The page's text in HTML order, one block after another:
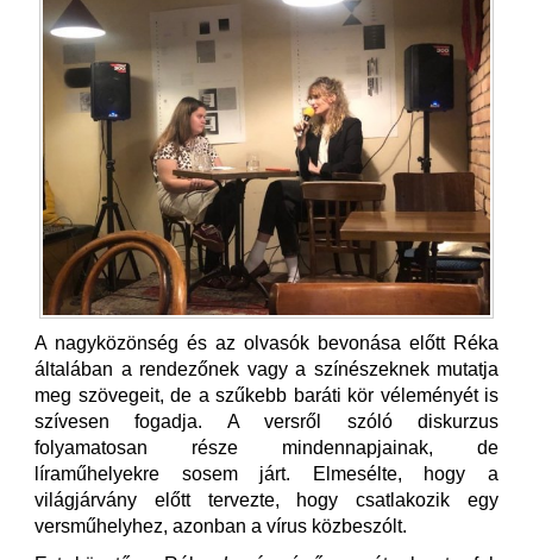
A nagyközönség és az olvasók bevonása előtt Réka
általában a rendezőnek vagy a színészeknek mutatja
meg szövegeit, de a szűkebb baráti kör véleményét is
szívesen fogadja. A versről szóló diskurzus
folyamatosan része mindennapjainak, de
líraműhelyekre sosem járt. Elmesélte, hogy a
világjárvány előtt tervezte, hogy csatlakozik egy
versműhelyhez, azonban a vírus közbeszólt.